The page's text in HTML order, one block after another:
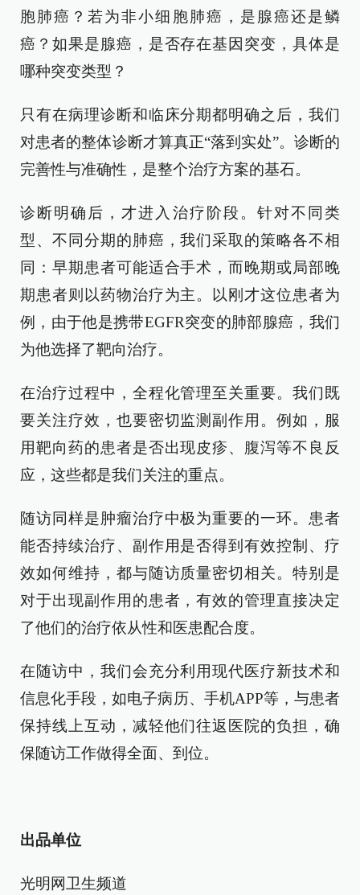
胞肺癌？若为非小细胞肺癌，是腺癌还是鳞
癌？如果是腺癌，是否存在基因突变，具体是
哪种突变类型？
只有在病理诊断和临床分期都明确之后，我们
对患者的整体诊断才算真正“落到实处”。诊断的
完善性与准确性，是整个治疗方案的基石。
诊断明确后，才进入治疗阶段。针对不同类
型、不同分期的肺癌，我们采取的策略各不相
同：早期患者可能适合手术，而晚期或局部晚
期患者则以药物治疗为主。以刚才这位患者为
例，由于他是携带EGFR突变的肺部腺癌，我们
为他选择了靶向治疗。
在治疗过程中，全程化管理至关重要。我们既
要关注疗效，也要密切监测副作用。例如，服
用靶向药的患者是否出现皮疹、腹泻等不良反
应，这些都是我们关注的重点。
随访同样是肿瘤治疗中极为重要的一环。患者
能否持续治疗、副作用是否得到有效控制、疗
效如何维持，都与随访质量密切相关。特别是
对于出现副作用的患者，有效的管理直接决定
了他们的治疗依从性和医患配合度。
在随访中，我们会充分利用现代医疗新技术和
信息化手段，如电子病历、手机APP等，与患者
保持线上互动，减轻他们往返医院的负担，确
保随访工作做得全面、到位。
出品单位
光明网卫生频道